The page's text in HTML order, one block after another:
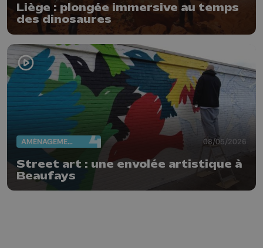
Liège : plongée immersive au temps
des dinosaures
AMÉNAGEMENT DU TERRITOIRE 08/05/2026
Street art : une envolée artistique à
Beaufays